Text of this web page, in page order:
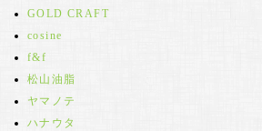
GOLD CRAFT
cosine
f&f
松山油脂
ヤマノテ
ハナウタ